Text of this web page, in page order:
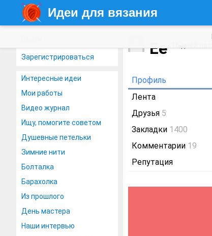
Идеи для вязания
Зарегистрироваться
Интересные идеи
Мои работы
Видео журнал
Ищу, помогите советом
Душевные петельки
Зимние нити
Болталка
Барахолка
Из прошлого
День мастера
Наши интервью
Ee
Профиль
Лента
Друзья 5
Закладки 1400
Комментарии 19
Репутация